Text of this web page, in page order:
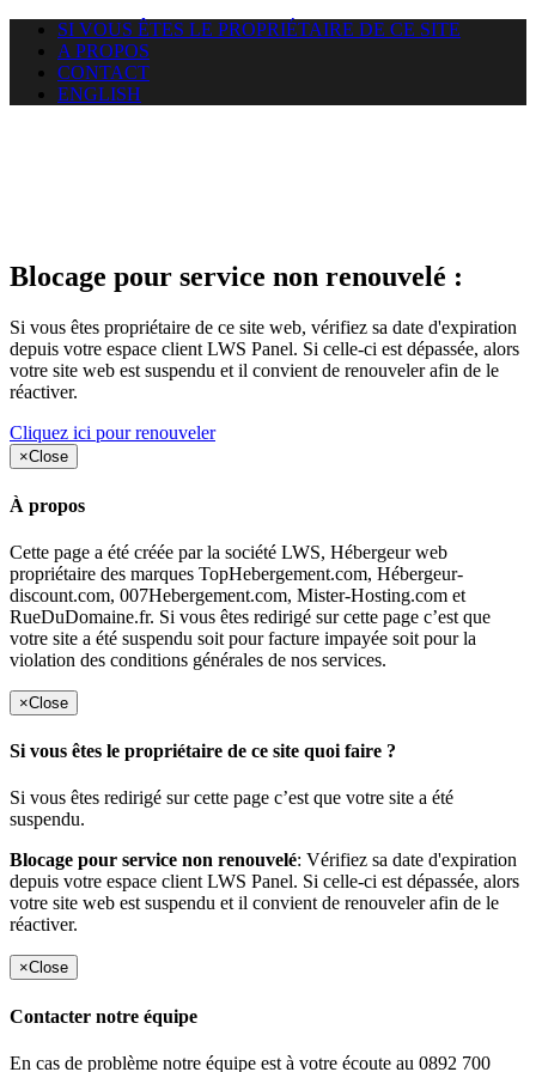
SI VOUS ÊTES LE PROPRIÉTAIRE DE CE SITE
A PROPOS
CONTACT
ENGLISH
Blocage pour service non renouvelé :
Si vous êtes propriétaire de ce site web, vérifiez sa date d'expiration
depuis votre espace client LWS Panel. Si celle-ci est dépassée, alors
votre site web est suspendu et il convient de renouveler afin de le
réactiver.
Cliquez ici pour renouveler
×Close
À propos
Cette page a été créée par la société LWS, Hébergeur web
propriétaire des marques TopHebergement.com, Hébergeur-
discount.com, 007Hebergement.com, Mister-Hosting.com et
RueDuDomaine.fr. Si vous êtes redirigé sur cette page c’est que
votre site a été suspendu soit pour facture impayée soit pour la
violation des conditions générales de nos services.
×Close
Si vous êtes le propriétaire de ce site quoi faire ?
Si vous êtes redirigé sur cette page c’est que votre site a été
suspendu.
Blocage pour service non renouvelé: Vérifiez sa date d'expiration
depuis votre espace client LWS Panel. Si celle-ci est dépassée, alors
votre site web est suspendu et il convient de renouveler afin de le
réactiver.
×Close
Contacter notre équipe
En cas de problème notre équipe est à votre écoute au 0892 700